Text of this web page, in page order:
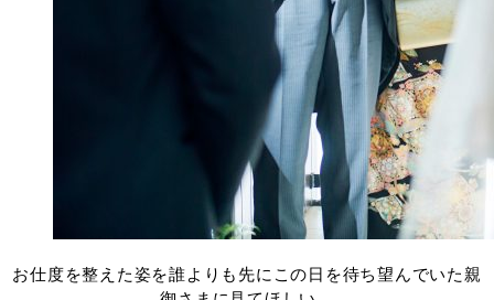
お仕度を整えた姿を誰よりも先にこの日を待ち望んでいた親